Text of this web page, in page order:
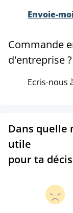
Envoie-
Commande
d'entreprise ?
Ecris-nous
Dans quelle
utile
pour ta